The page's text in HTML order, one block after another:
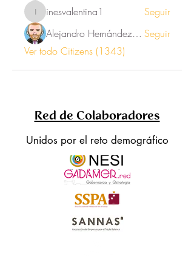
inesvalentina1
inesvalentina1
Seguir
Alejandro Hernández Renner Seguir
Ver todo Citizens (1343)
Red de Colaboradores
Unidos por el reto demográfico